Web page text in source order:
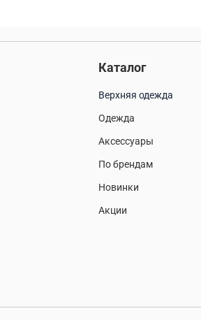
Каталог
Верхняя одежда
Одежда
Аксессуары
По брендам
Новинки
Акции